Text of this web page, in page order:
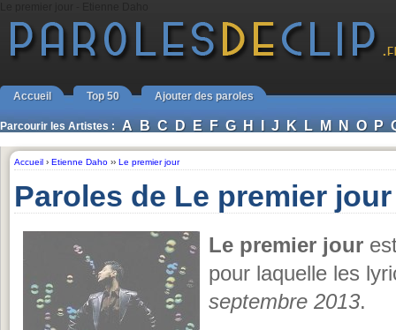
Accueil Top 50 Ajouter des paroles
Parcourir les Artistes : A B C D E F G H I J K L M N O P
Accueil › Etienne Daho ›› Le premier jour
Paroles de Le premier
Le premier jour
pour laquelle les
septembre 2013.